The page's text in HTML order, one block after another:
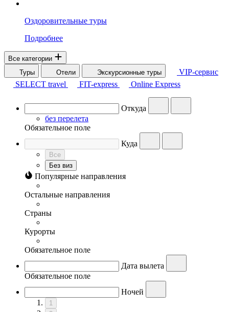
Оздоровительные туры
Подробнее
Все категории
Туры
Отели Экскурсионные туры
VIP-сервис
SELECT travel
FIT-express Online Express
Откуда
без перелета
Обязательное поле
Куда
Все
Без виз
Популярные направления
Остальные направления
Страны
Курорты
Обязательное поле
Дата вылета
Обязательное поле
Ночей
1